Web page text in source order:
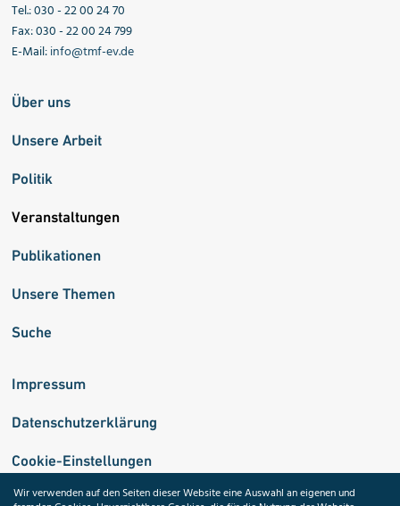
Tel.: 030 - 22 00 24 70
Fax: 030 - 22 00 24 799
E-Mail:info@tmf-ev.de
Über uns
Unsere Arbeit
Politik
Veranstaltungen
Publikationen
Unsere Themen
Suche
Impressum
Datenschutzerklärung
Cookie-Einstellungen
Wir verwenden auf den Seiten dieser Website eine Auswahl an eigenen und